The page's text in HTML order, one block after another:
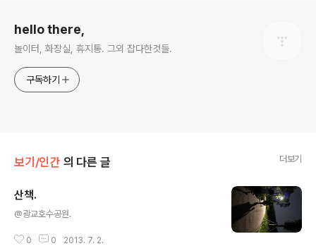
hello there,
놀이터, 화장실, 휴지통. 그외 잡다한것들.
구독하기
보기/인간 의 다른 글 더보기
산책.
@광교호수공원.
0 0 2013. 7. 2.